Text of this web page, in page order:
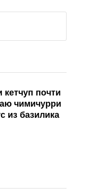
почти
чимичурри
из базилика